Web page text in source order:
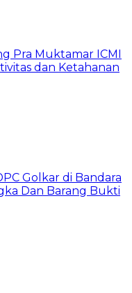
Pra Muktamar ICMI
dan Ketahanan
Golkar di Bandara
Dan Barang Bukti